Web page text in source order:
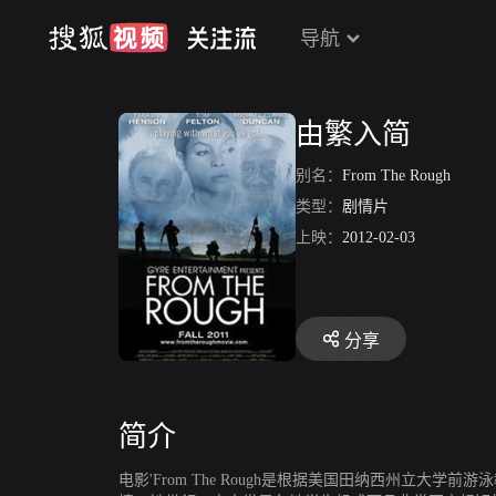
导航
由繁入简
别名： From The Rough
类型： 剧情片
上映： 2012-02-03
分享
简介
电影'From The Rough是根据美国田纳西州立大学前游